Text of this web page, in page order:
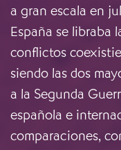
a gran escala en
España se libraba
conflictos
siendo las dos
a la Segunda
española e
comparaciones,